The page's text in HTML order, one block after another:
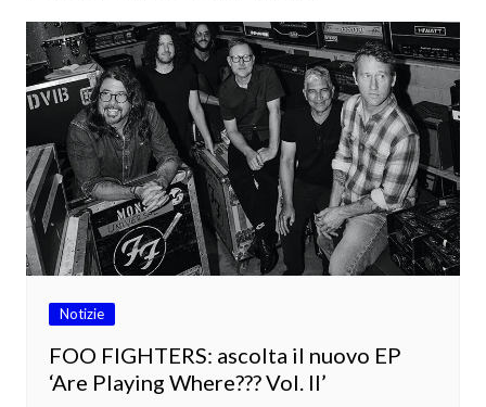
Notizie
FOO FIGHTERS: ascolta il nuovo EP
‘Are Playing Where??? Vol. II’